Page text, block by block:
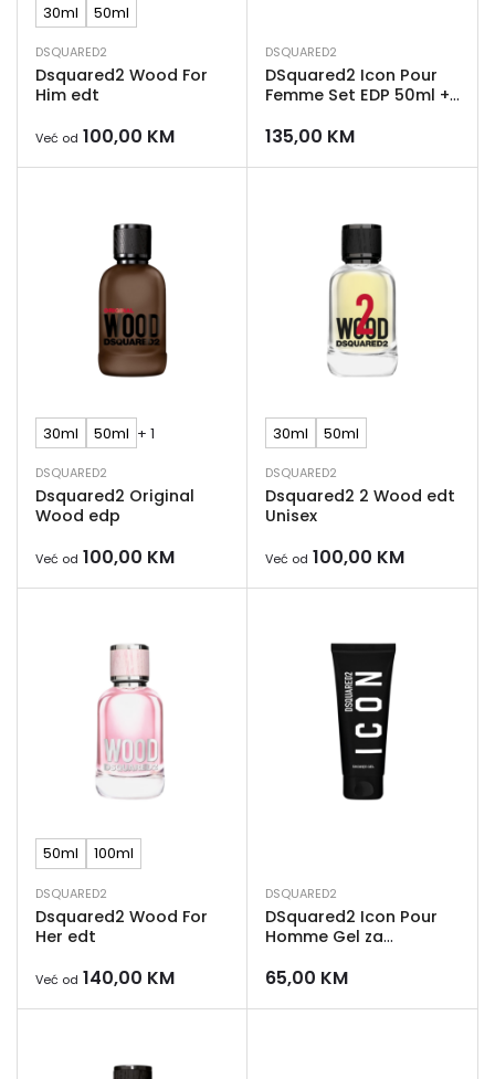
30ml 50ml
DSQUARED2
Dsquared2 Wood For
Him edt
Već od 100,00 KM
DSQUARED2
DSquared2 Icon Pour
Femme Set EDP 50ml +
Losion za tijelo 50ml
135,00 KM
30ml 50ml + 1
DSQUARED2
Dsquared2 Original
Wood edp
Već od 100,00 KM
30ml 50ml
DSQUARED2
Dsquared2 2 Wood edt
Unisex
Već od 100,00 KM
50ml 100ml
DSQUARED2
Dsquared2 Wood For
Her edt
Već od 140,00 KM
DSQUARED2
DSquared2 Icon Pour
Homme Gel za
65,00 KM